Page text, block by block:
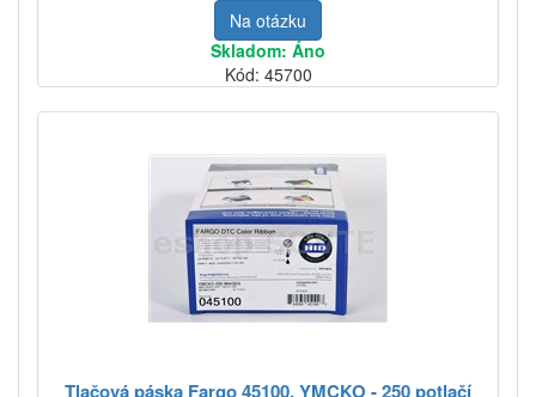
Na otázku
Skladom: Áno
Kód: 45700
Tlačová páska Fargo 45100, YMCKO - 250 potlačí